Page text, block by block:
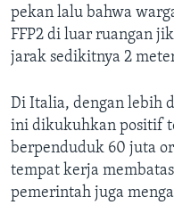
pekan lalu bahwa
FFP2 di luar ruangan
jarak sedikitnya 2
Di Italia, dengan lebih
ini dikukuhkan positif
berpenduduk 60 juta
tempat kerja
pemerintah juga